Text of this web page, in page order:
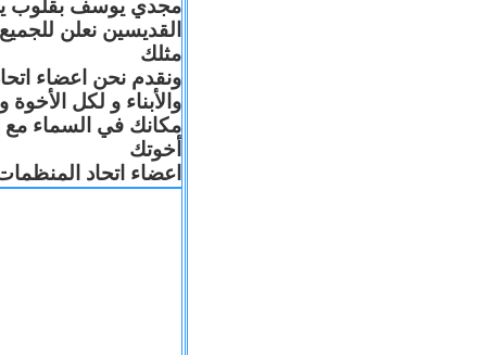
مجدي يوسف بقلوب
القديسين نعلن
مثلك
ونقدم نحن اعضاء
والأبناء و لكل
مكانك في السماء مع
أخوتك
اعضاء اتحاد